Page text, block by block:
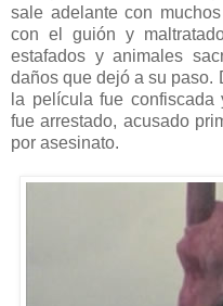
sale adelante con
con el guión y
estafados y animales
daños que dejó a su paso.
la película fue confiscada
fue arrestado, acusado
por asesinato.